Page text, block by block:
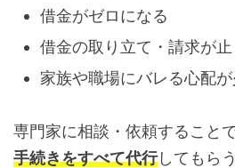
借金がゼロになる
借金の取り立て・請求が止
家族や職場にバレる心配
専門家に相談・依頼することで
手続きをすべて代行してもら